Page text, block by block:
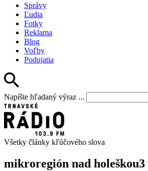
Správy
Ľudia
Fotky
Reklama
Blog
Voľby
Podujatia
Napíšte hľadaný výraz ...
Všetky články kľúčového slova
mikroregión nad holeškou3